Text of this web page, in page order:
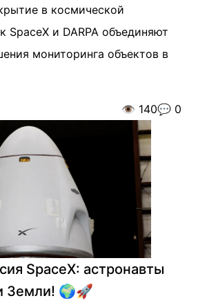
в космической
SpaceX и DARPA объединяют
мониторинга объектов в
👁️ 140💬 0
SpaceX: астронавты
Земли! 🌍🚀